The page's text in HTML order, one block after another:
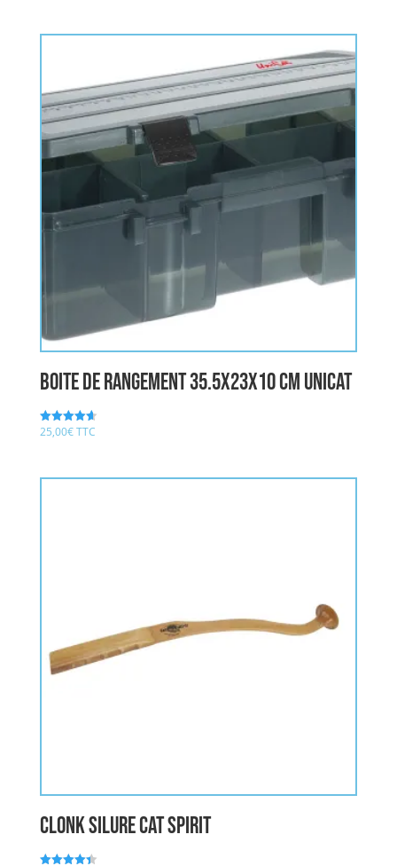
boite de rangement 35.5x23x10 cm UNICAT
Note
25,00€TTC
CLONK Silure CAT SPIRIT